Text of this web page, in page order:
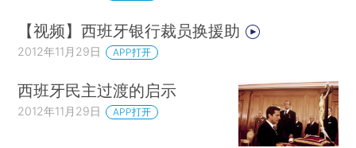
【视频】西班牙银行裁员换援助
2012年11月29日 APP打开
西班牙民主过渡的启示
2012年11月29日 APP打开